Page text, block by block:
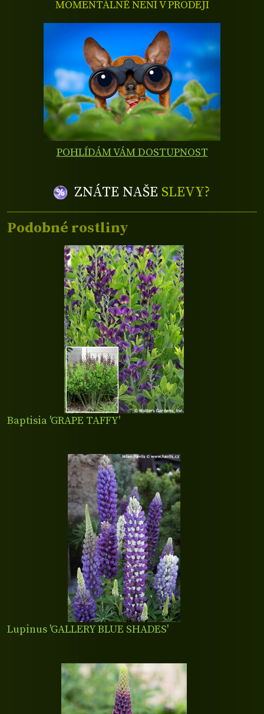
MOMENTÁLNĚ NENÍ V PRODEJI
POHLÍDÁM VÁM DOSTUPNOST
ZNÁTE NAŠE SLEVY?
Podobné rostliny
Baptisia 'GRAPE TAFFY'
Lupinus 'GALLERY BLUE SHADES'